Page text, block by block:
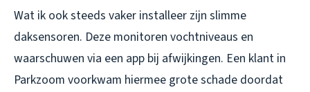
Wat ik ook steeds vaker installeer zijn slimme
daksensoren. Deze monitoren vochtniveaus en
waarschuwen via een app bij afwijkingen. Een klant in
Parkzoom voorkwam hiermee grote schade doordat